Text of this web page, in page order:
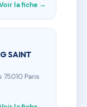
la fiche →
SAINT
Paris